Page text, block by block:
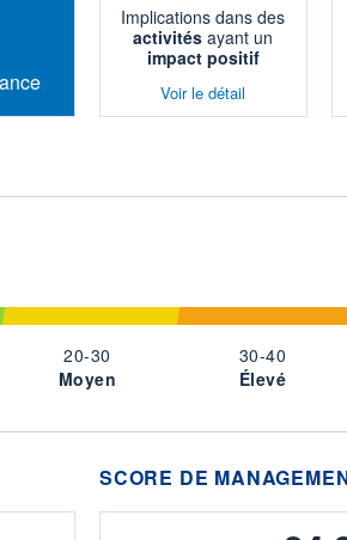
Implications dans des
activités ayant un
impact positif
Voir le détail
20-30
Moyen
30-40
Élevé
SCORE DE